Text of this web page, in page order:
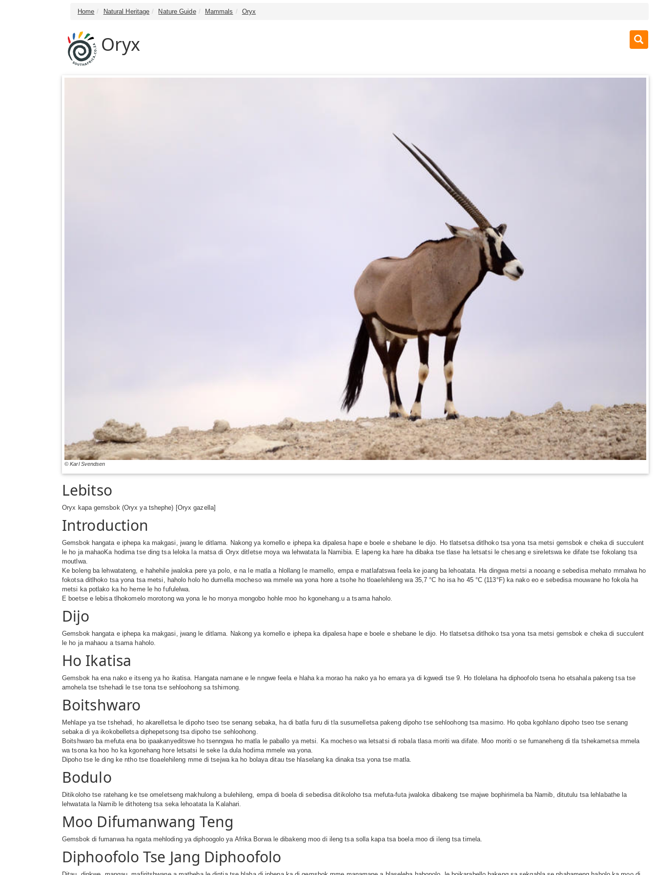
Home Natural Heritage Nature Guide Mammals Oryx
Oryx
© Karl Svendsen
Lebitso
Oryx kapa gemsbok (Oryx ya tshephe) [Oryx gazella]
Introduction
Gemsbok hangata e iphepa ka makgasi, jwang le ditlama. Nakong ya komello e iphepa ka dipalesa hape e boele e shebane le dijo. Ho tlatsetsa ditlhoko tsa yona tsa metsi gemsbok e cheka di succulent
le ho ja mahaoKa hodima tse ding tsa leloka la matsa di Oryx ditletse moya wa lehwatata la Namibia. E lapeng ka hare ha dibaka tse tlase ha letsatsi le chesang e sireletswa ke difate tse fokolang tsa
moutlwa.
Ke boleng ba lehwatateng, e hahehile jwaloka pere ya polo, e na le matla a hlollang le mamello, empa e matlafatswa feela ke joang ba lehoatata. Ha dingwa metsi a nooang e sebedisa mehato mmalwa ho
fokotsa ditlhoko tsa yona tsa metsi, haholo holo ho dumella mocheso wa mmele wa yona hore a tsohe ho tloaelehileng wa 35,7 °C ho isa ho 45 °C (113°F) ka nako eo e sebedisa mouwane ho fokola ha
metsi ka potlako ka ho heme le ho fufulelwa.
E boetse e lebisa tlhokomelo morotong wa yona le ho monya mongobo hohle moo ho kgonehang.u a tsama haholo.
Dijo
Gemsbok hangata e iphepa ka makgasi, jwang le ditlama. Nakong ya komello e iphepa ka dipalesa hape e boele e shebane le dijo. Ho tlatsetsa ditlhoko tsa yona tsa metsi gemsbok e cheka di succulent
le ho ja mahaou a tsama haholo.
Ho Ikatisa
Gemsbok ha ena nako e itseng ya ho ikatisa. Hangata namane e le nngwe feela e hlaha ka morao ha nako ya ho emara ya di kgwedi tse 9. Ho tlolelana ha diphoofolo tsena ho etsahala pakeng tsa tse
amohela tse tshehadi le tse tona tse sehloohong sa tshimong.
Boitshwaro
Mehlape ya tse tshehadi, ho akarelletsa le dipoho tseo tse senang sebaka, ha di batla furu di tla susumelletsa pakeng dipoho tse sehloohong tsa masimo. Ho qoba kgohlano dipoho tseo tse senang
sebaka di ya ikokobelletsa diphepetsong tsa dipoho tse sehloohong.
Boitshwaro ba mefuta ena bo ipaakanyeditswe ho tsenngwa ho matla le paballo ya metsi. Ka mocheso wa letsatsi di robala tlasa moriti wa difate. Moo moriti o se fumaneheng di tla tshekametsa mmela
wa tsona ka hoo ho ka kgonehang hore letsatsi le seke la dula hodima mmele wa yona.
Dipoho tse le ding ke ntho tse tloaelehileng mme di tsejwa ka ho bolaya ditau tse hlaselang ka dinaka tsa yona tse matla.
Bodulo
Ditikoloho tse ratehang ke tse omeletseng makhulong a bulehileng, empa di boela di sebedisa ditikoloho tsa mefuta-futa jwaloka dibakeng tse majwe bophirimela ba Namib, ditutulu tsa lehlabathe la
lehwatata la Namib le dithoteng tsa seka lehoatata la Kalahari.
Moo Difumanwang Teng
Gemsbok di fumanwa ha ngata mehloding ya diphoogolo ya Afrika Borwa le dibakeng moo di ileng tsa solla kapa tsa boela moo di ileng tsa timela.
Diphoofolo Tse Jang Diphoofolo